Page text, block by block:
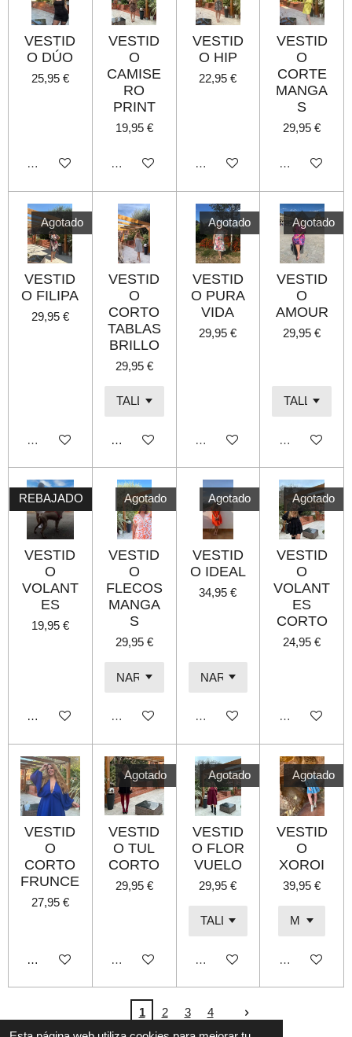
VESTID
O DÚO
25,95 €
Agotado
VESTID
O
CAMISE
RO
PRINT
19,95 €
Agotado
VESTID
O HIP
22,95 €
Agotado
VESTID
O
CORTE
MANGA
S
29,95 €
Agotado
Agotado
VESTID
O FILIPA
29,95 €
Agotado
VESTID
O
CORTO
TABLAS
BRILLO
29,95 €
Añadir al carrito
Agotado
VESTID
O PURA
VIDA
29,95 €
Agotado
Agotado
VESTID
O
AMOUR
29,95 €
Agotado
REBAJADO
VESTID
O
VOLANT
ES
19,95 €
Añadir al carrito
Agotado
VESTID
O
FLECOS
MANGA
S
29,95 €
Agotado
Agotado
VESTID
O IDEAL
34,95 €
Agotado
Agotado
VESTID
O
VOLANT
ES
CORTO
24,95 €
Agotado
VESTID
O
CORTO
FRUNCE
27,95 €
Añadir al carrito
Agotado
VESTID
O TUL
CORTO
29,95 €
Agotado
Agotado
VESTID
O FLOR
VUELO
29,95 €
Agotado
Agotado
VESTID
O
XOROI
39,95 €
Agotado
1 2 3
4
L© 2022 B shop